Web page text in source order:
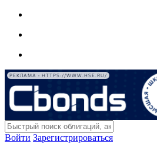
РЕКЛАМА • HTTPS://WWW.HSE.RU/
Войти Зарегистрироваться